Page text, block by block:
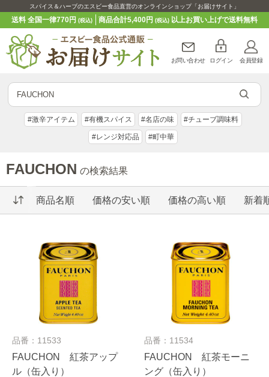
スパイス＆ハーブのエスビー食品直営のオンラインショップ「お届けサイト」
送料 全国一律770円(税込) 商品合計5,400円 (税込)以上お買い上げで送料無料
お問い合わせ ログイン 会員登録
#激辛アイテム #有機スパイス #名店の味 #チューブ調味料
#レンジ対応品 #町中華
FAUCHON の検索結果
商品名順 価格の安い順 価格の高い順 新着
品番：11533
FAUCHON 紅茶アップ
ル（缶入り）
品番：11534
FAUCHON 紅茶モーニ
ング（缶入り）